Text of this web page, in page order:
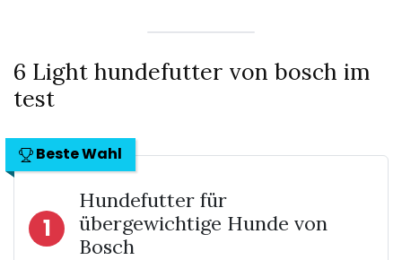
6 Light hundefutter von bosch im
test
Beste Wahl
1
Hundefutter für
übergewichtige Hunde von
Bosch